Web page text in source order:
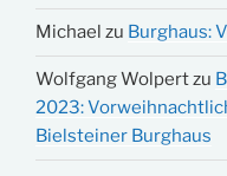
Michael zu Burghaus:
Wolfgang Wolpertzu
2023:
Bielsteiner Burghaus